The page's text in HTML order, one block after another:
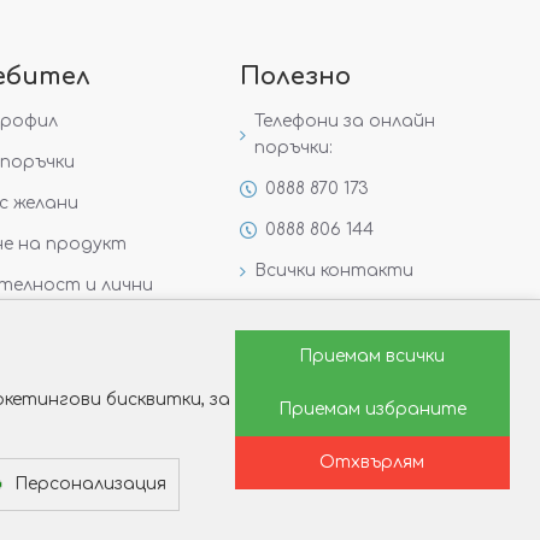
желани
на продукт
и лични
Полезно
Телефони за онлайн
поръчки:
0888 870 173
0888 806 144
Всички контакти
Защо да изберете Victoria
Как да изберем годежен
бисквитки, за
Персонализация
Приемам всички
Приемам избраните
Отхвърлям